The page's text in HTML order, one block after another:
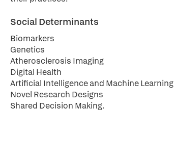
Social Determinants
Biomarkers
Genetics
Atherosclerosis Imaging
Digital Health
Artificial Intelligence and Machine Learning
Novel Research Designs
Shared Decision Making.